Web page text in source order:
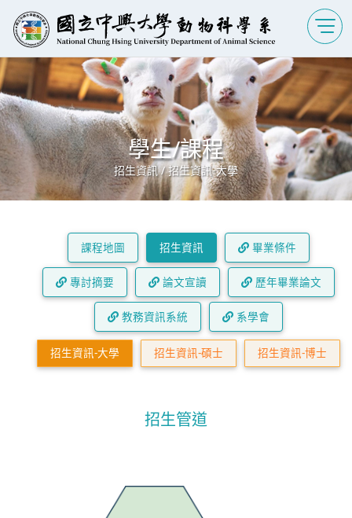
學生/課程
招生資訊 / 招生資訊-大學
課程地圖 招生資訊 畢業條件
專討摘要 論文宣讀 歷年畢業論文
教務資訊系統 系學會
招生資訊-大學 招生資訊-碩士 招生資訊-博士
招生管道